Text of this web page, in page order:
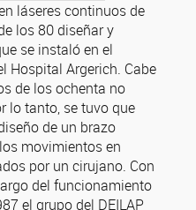
láseres continuos de
los 80 diseñar y
se instaló en el
Hospital Argerich. Cabe
de los ochenta no
lo tanto, se tuvo que
de un brazo
movimientos en
por un cirujano. Con
del funcionamiento
el grupo del DEILAP